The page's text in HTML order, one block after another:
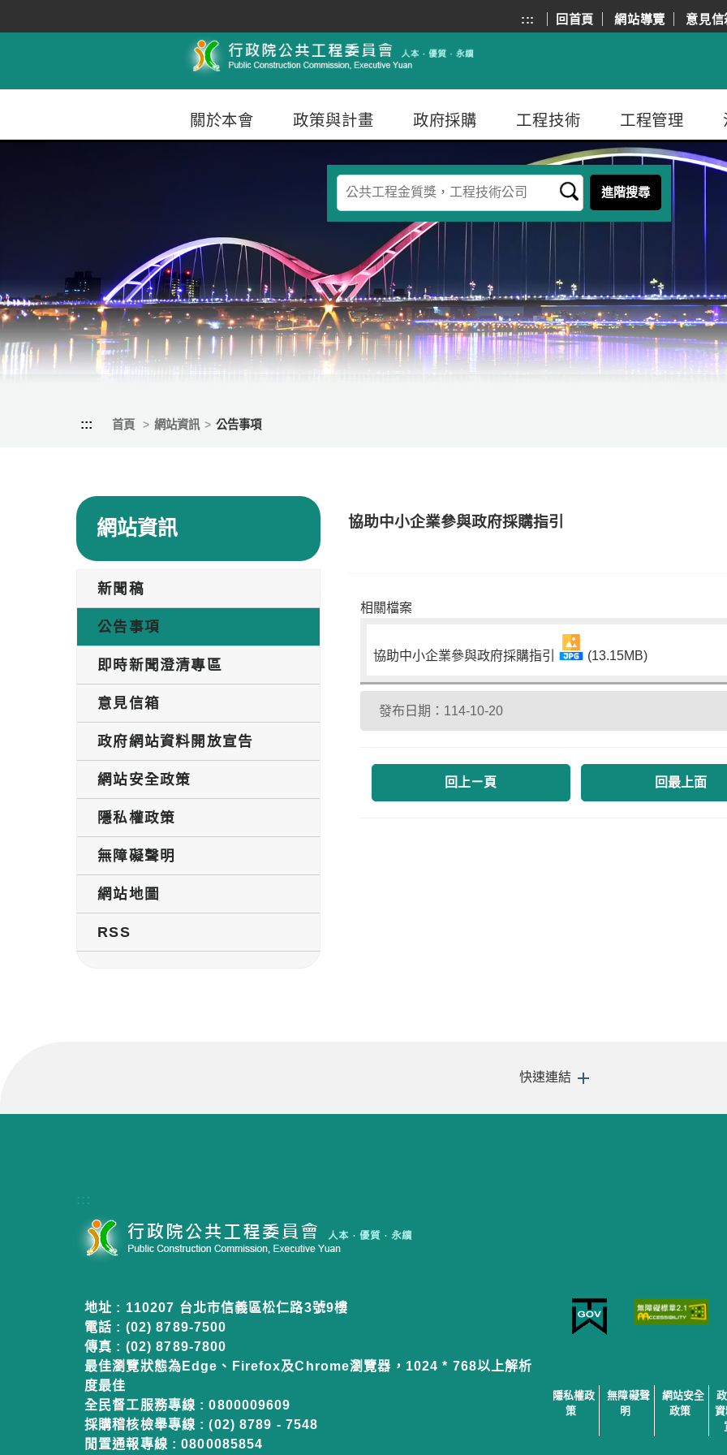
行政院公共工程委員會 ::: 回首頁 網站導覽 意見信
關於本會 政策與計畫 政府採購 工程技術 工程管理
查
條
進階搜尋
::: 首頁 網站資訊 公告事項
網站資訊
新聞稿
公告事項
即時新聞澄清專區
意見信箱
政府網站資料開放宣告
網站安全政策
隱私權政策
無障礙聲明
網站地圖
RSS
協助中小企業參與政府採購指引
相關檔案
協助中小企業參與政府採購指引 (13.15MB)
發布日期：114-10-20
回上ㄧ頁 回最上面
快速連結
:::
地址 : 110207 台北市信義區松仁路3號9樓
電話 : (02) 8789-7500
傳真 : (02) 8789-7800
最佳瀏覽狀態為Edge、Firefox及Chrome瀏覽器，1024 * 768以上解析
度最佳
全民督工服務專線 : 0800009609
採購稽核檢舉專線 : (02) 8789 - 7548
閒置通報專線 : 0800085854
隱私權政
策
無障礙聲
明
網站安全
政策